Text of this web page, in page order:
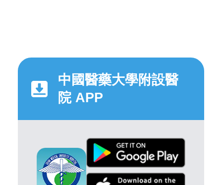
中國醫藥大學附設醫
院 APP